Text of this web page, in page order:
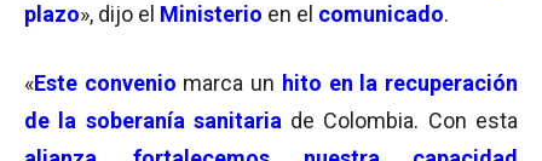
plazo», dijo el Ministerio en el comunicado.
«Este convenio marca un hito en la recuperación
de la soberanía sanitaria de Colombia. Con esta